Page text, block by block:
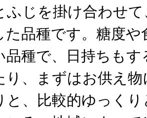
ふじを掛け合わせ
た品種です。糖度
品種で、日持ちも
り、まずはお供え
と、比較的ゆっく